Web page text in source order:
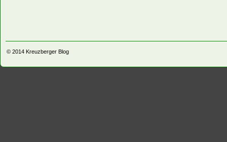
© 2014 Kreuzberger Blog